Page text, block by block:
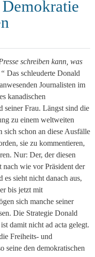
schreiben kann, was
Das schleuderte Donald
Journalisten im
kanadischen
seiner Frau. Längst sind die
zu einem weltweiten
schon an diese Ausfälle
sie zu kommentieren,
Nur: Der, der diesen
nach wie vor Präsident der
sieht nicht danach aus,
bis jetzt mit
sich manche seiner
Die Strategie Donald
damit nicht ad acta gelegt.
Freiheits- und
seine den demokratischen